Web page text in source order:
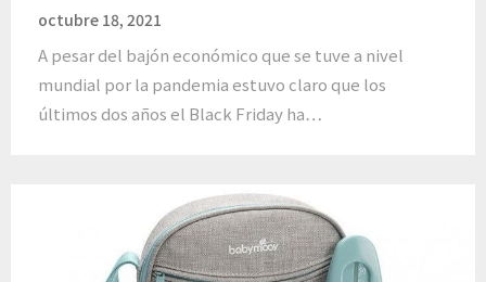
octubre 18, 2021
A pesar del bajón económico que se tuve a nivel
mundial por la pandemia estuvo claro que los
últimos dos años el Black Friday ha…